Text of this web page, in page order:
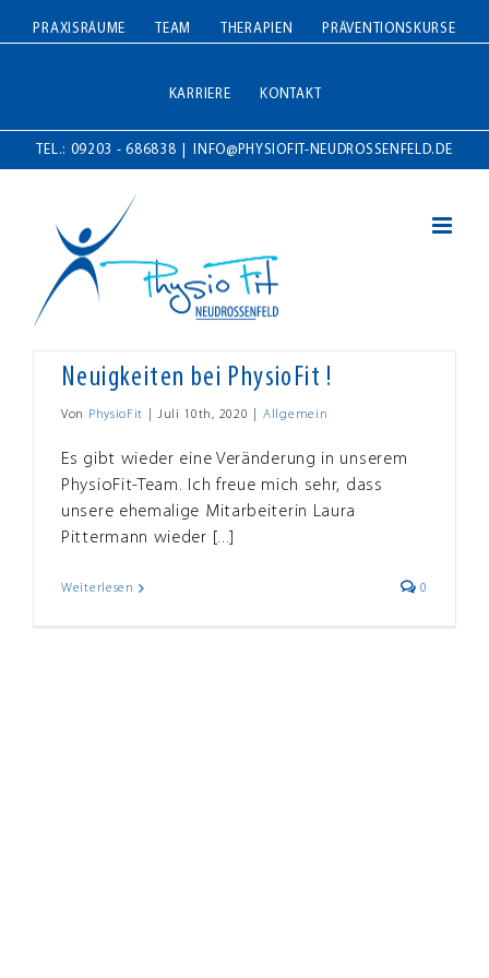
Inhalt
PRAXISRÄUME TEAM THERAPIEN PRÄVENTIONSKURSE
KARRIERE KONTAKT
TEL.: 09203 - 686838 INFO@PHYSIOFIT-NEUDROSSENFELD.DE
Neuigkeiten bei PhysioFit !
Von PhysioFit Juli 10th, 2020 Allgemein
Es gibt wieder eine Veränderung in unserem
PhysioFit-Team. Ich freue mich sehr, dass
unsere ehemalige Mitarbeiterin Laura
Pittermann wieder [...]
Weiterlesen 0